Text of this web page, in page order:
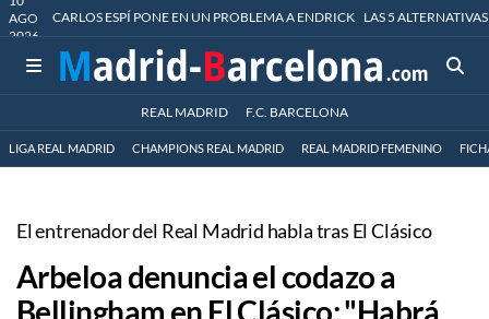
AGO
2026
CARLOS ESPÍ PONE EN UN PROBLEMA A ENDRICK LAS 5
REAL MADRID F.C. BARCELONA
LIGA REAL MADRID CHAMPIONS REAL MADRID REAL MADRID FEMENINO
El entrenador del Real Madrid habla tras El Clásico
Arbeloa denuncia el codazo a
Bellingham en El Clásico: "Habrá